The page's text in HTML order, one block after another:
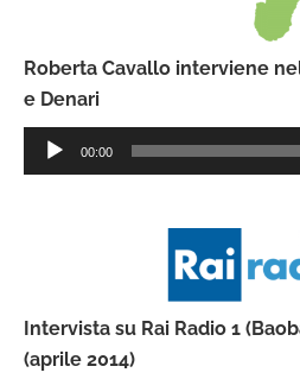
Roberta Cavallo interviene
e Denari
Audio
Player
00:00
Intervista su Rai Radio 1
(aprile 2014)